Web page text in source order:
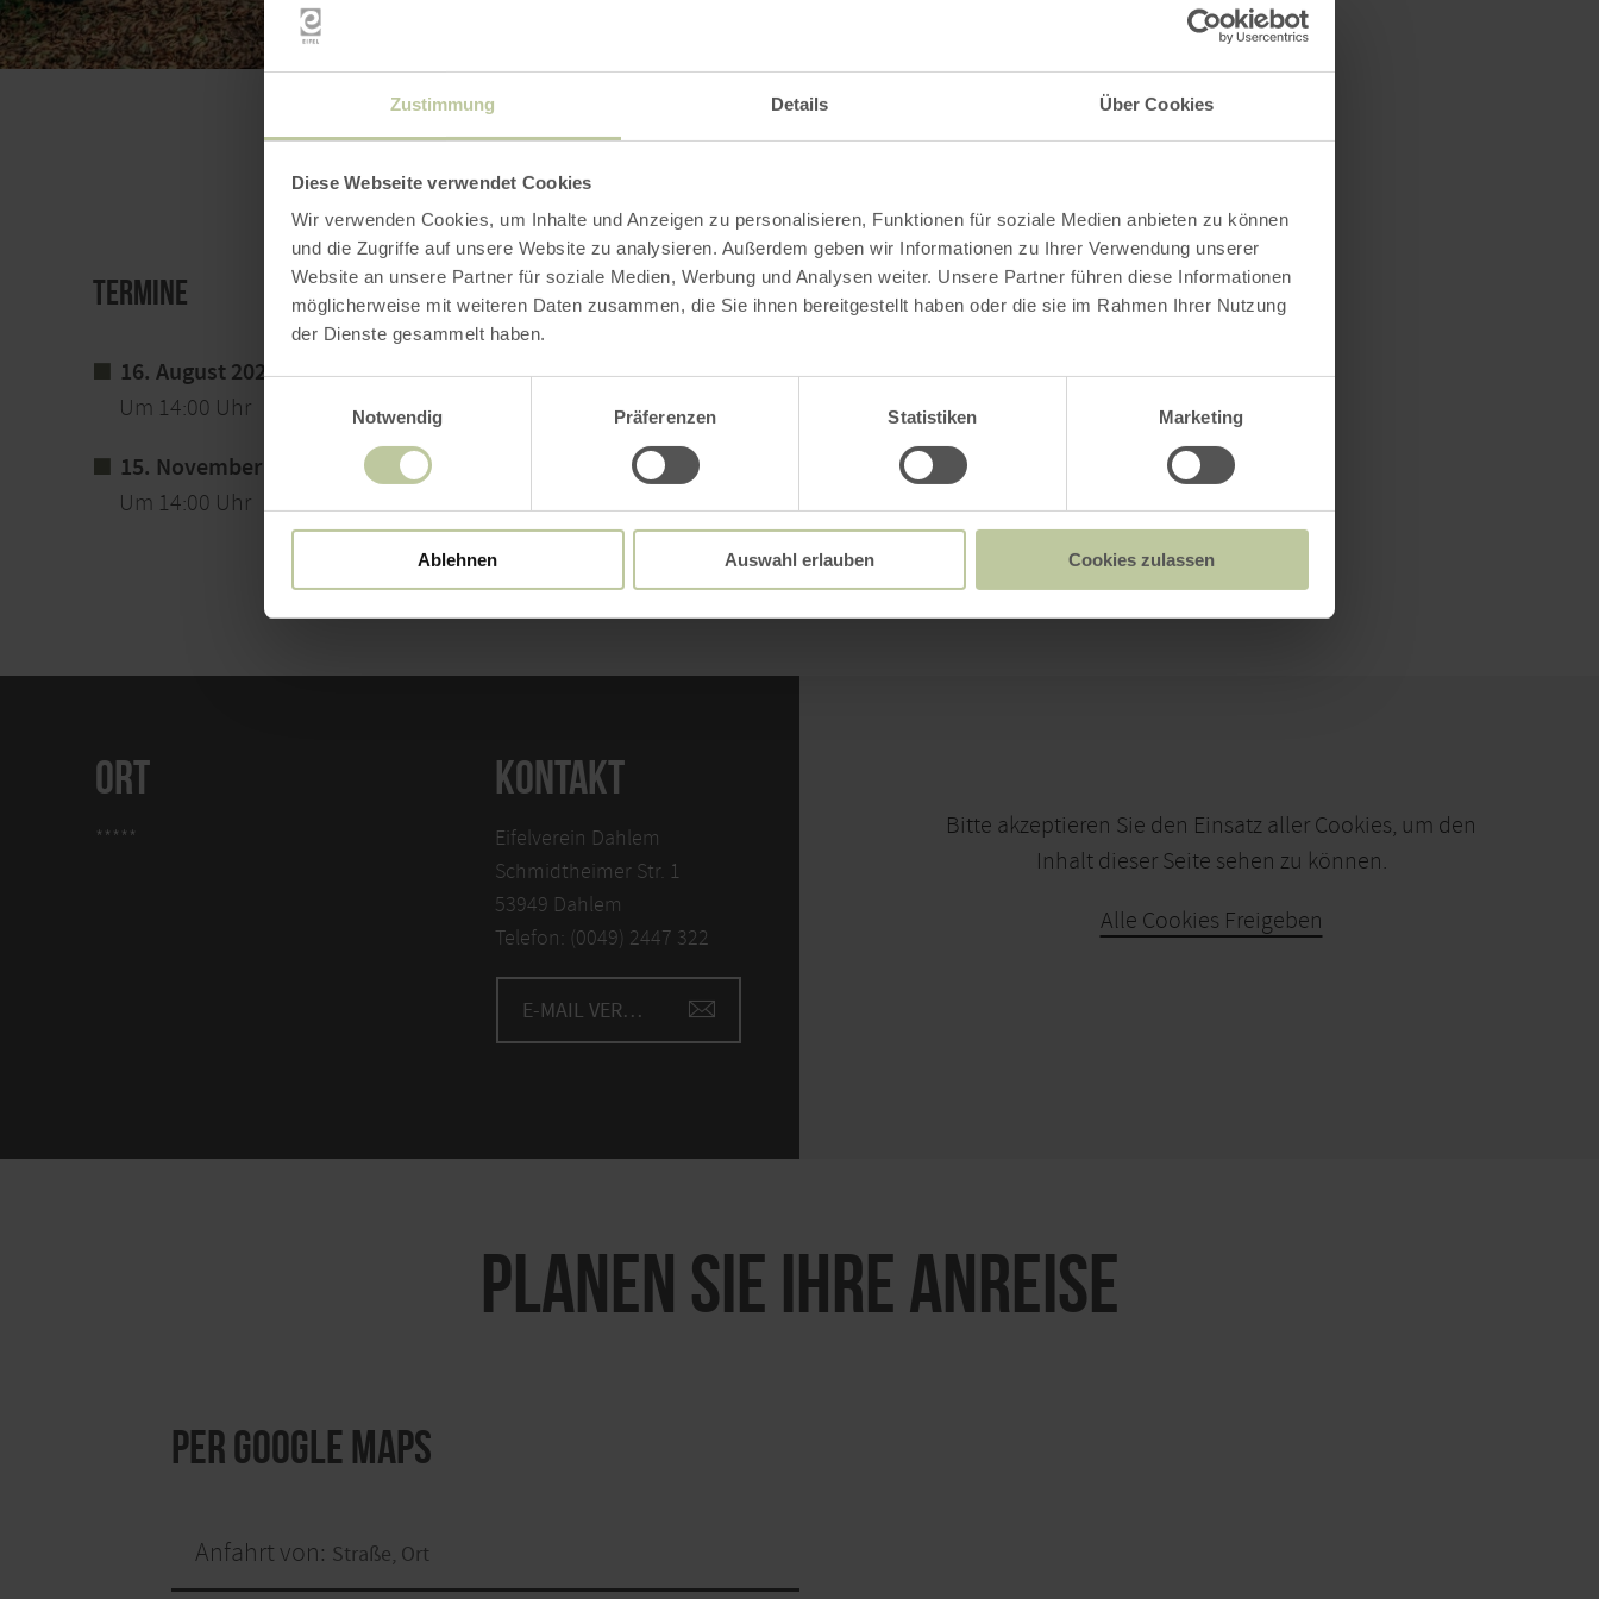
Zustimmung Details Über Cookies
Diese Webseite verwendet Cookies
Wir verwenden Cookies, um Inhalte und Anzeigen zu personalisieren, Funktionen für soziale Medien anbieten zu können
und die Zugriffe auf unsere Website zu analysieren. Außerdem geben wir Informationen zu Ihrer Verwendung unserer
Website an unsere Partner für soziale Medien, Werbung und Analysen weiter. Unsere Partner führen diese Informationen
möglicherweise mit weiteren Daten zusammen, die Sie ihnen bereitgestellt haben oder die sie im Rahmen Ihrer Nutzung
der Dienste gesammelt haben.
Notwendig
Präferenzen Statistiken Marketing
Ablehnen Auswahl erlauben Cookies zulassen
Termine
16. August 2026
Um 14:00 Uhr
20. September 2026
Um 14:00 Uhr
18. Oktober 2026
Um 14:00 Uhr
15. November 2026
Um 14:00 Uhr
ORT
*****
KONTAKT
Eifelverein Dahlem
Schmidtheimer Str. 1
53949 Dahlem
Telefon: (0049) 2447 322
E-MAIL VERFASSEN
Bitte akzeptieren Sie den Einsatz aller Cookies, um den
Inhalt dieser Seite sehen zu können.
Alle Cookies Freigeben
PLANEN SIE IHRE ANREISE
per Google Maps
Anfahrt von: